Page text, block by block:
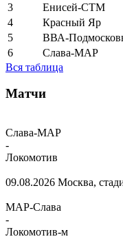
3
Енисей-СТМ
4
Красный Яр
5
ВВА-
6
Слава-МАР
Вся таблица
Матчи
Слава-МАР
-
Локомотив
09.08.2026 Москва,
МАР-Слава
-
Локомотив-м